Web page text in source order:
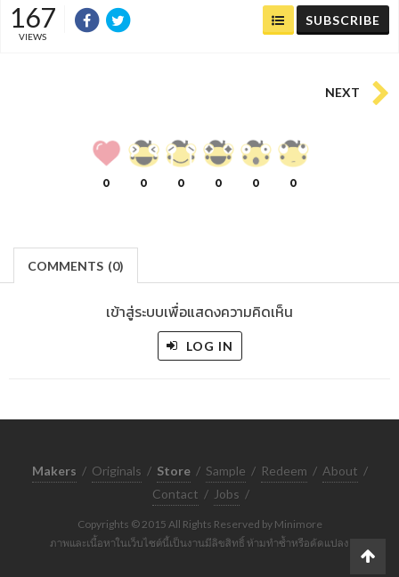
167
VIEWS
SUBSCRIBE
NEXT
0 0 0 0 0 0
COMMENTS (0)
เข้าสู่ระบบเพื่อแสดงความคิดเห็น
LOG IN
Makers / Originals / Store / Sample / Redeem / About /
Contact / Jobs /
Copyrights © 2015 All Rights Reserved by Minimore
ภาพและเนื้อหาในเว็บไซต์นี้เป็นงานมีลิขสิทธิ์ ห้ามทำซ้ำหรือดัดแปลง